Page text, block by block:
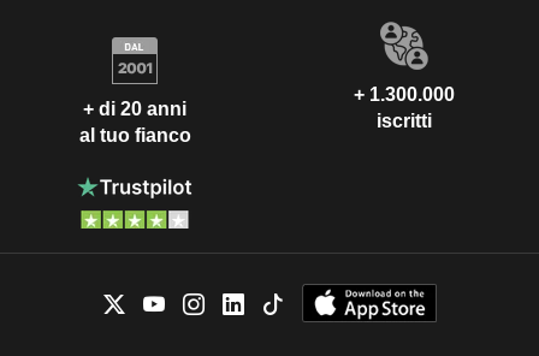
+ di 20 anni
al tuo fianco
+ 1.300.000
iscritti